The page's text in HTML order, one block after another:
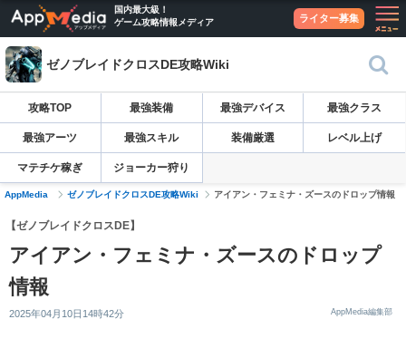
国内最大級！
ゲーム攻略情報メディア
ライター募集
ゼノブレイドクロスDE攻略Wiki
攻略TOP 最強装備 最強デバイス 最強クラス
最強アーツ 最強スキル 装備厳選 レベル上げ
マテチケ稼ぎ ジョーカー狩り
AppMedia ゼノブレイドクロスDE攻略Wiki アイアン・フェミナ・ズースのドロップ情報
【ゼノブレイドクロスDE】
アイアン・フェミナ・ズースのドロップ
情報
2025年04月10日14時42分 AppMedia編集部